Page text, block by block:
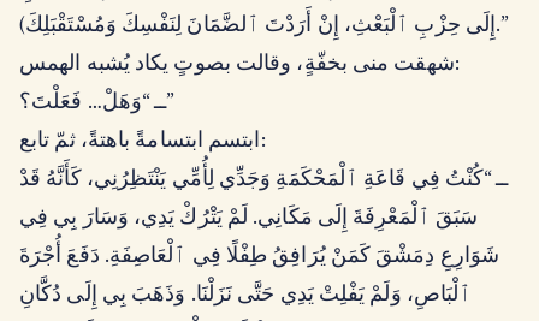
إِلَى حِزْبِ ٱلْبَعْثِ، إِنْ أَرَدْتَ ٱلضَّمَانَ لِنَفْسِكَ وَمُسْتَقْبَلِكَ).”
شهقت منى بخفّةٍ، وقالت بصوتٍ يكاد يُشبه الهمس:
ــ “وَهَلْ… فَعَلْتَ؟”
ابتسم ابتسامةً باهتةً، ثمّ تابع:
ــ “كُنْتُ فِي قَاعَةِ ٱلْمَحْكَمَةِ وَجَدِّي لِأُمِّي يَنْتَظِرُنِي، كَأَنَّهُ قَدْ
سَبَقَ ٱلْمَعْرِفَةَ إِلَى مَكَانِي. لَمْ يَتْرُكْ يَدِي، وَسَارَ بِي فِي
شَوَارِعِ دِمَشْقَ كَمَنْ يُرَافِقُ طِفْلًا فِي ٱلْعَاصِفَةِ. دَفَعَ أُجْرَةَ
ٱلْبَاصِ، وَلَمْ يَفْلِتْ يَدِي حَتَّى نَزَلْنَا. وَذَهَبَ بِي إِلَى دُكَّانِ